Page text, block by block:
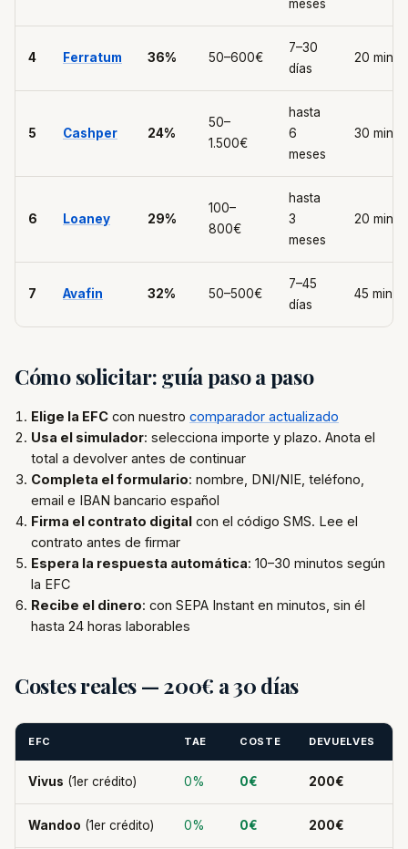
meses
4 Ferratum 36% 50–600€
7–30
días
20 min
5 Cashper 24%
50–
1.500€
hasta
6
meses
30 min
6 Loaney 29%
100–
800€
hasta
3
meses
20 min
7 Avafin 32% 50–500€
7–45
días
45 min
Cómo solicitar: guía paso a paso
Elige la EFC con nuestro comparador actualizado
Usa el simulador: selecciona importe y plazo. Anota el
total a devolver antes de continuar
Completa el formulario: nombre, DNI/NIE, teléfono,
email e IBAN bancario español
Firma el contrato digital con el código SMS. Lee el
contrato antes de firmar
Espera la respuesta automática: 10–30 minutos según
la EFC
Recibe el dinero: con SEPA Instant en minutos, sin él
hasta 24 horas laborables
Costes reales — 200€ a 30 días
EFC TAE COSTE DEVUELVES
Vivus (1er crédito) 0% 0€ 200€
Wandoo (1er crédito) 0% 0€ 200€